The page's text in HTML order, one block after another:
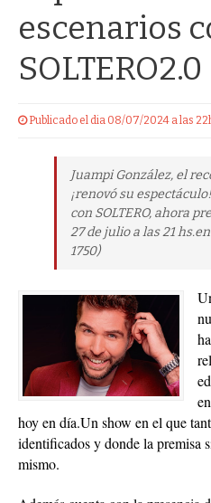
escenarios
SOLTERO2.0
Publicado el dia 08/07/2024 a las
Juampi González, el
¡renovó su
con SOLTERO, ahora
27 de julio a las 21
1750)
hoy en día.Un show en el que
identificados y donde la premisa
mismo.